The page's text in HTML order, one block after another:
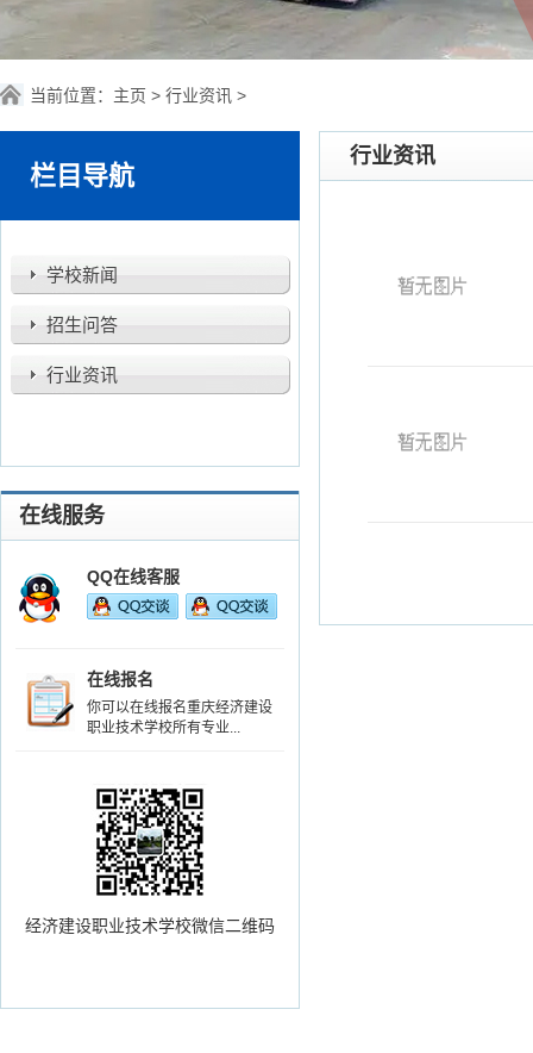
当前位置： 主页 > 行业资讯 >
栏目导航
学校新闻
招生问答
行业资讯
在线服务
QQ在线客服
在线报名
你可以在线报名重庆经济建设
职业技术学校所有专业...
经济建设职业技术学校微信二维码
行业资讯